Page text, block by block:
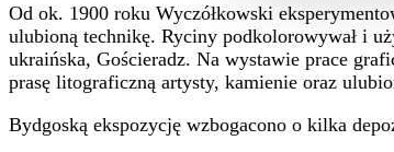
Od ok. 1900 roku Wyczółkowski
ulubioną technikę. Ryciny podkolorowywał i
ukraińska, Gościeradz. Na wystawie prace
prasę litograficzną artysty, kamienie oraz
Bydgoską ekspozycję wzbogacono o kilka